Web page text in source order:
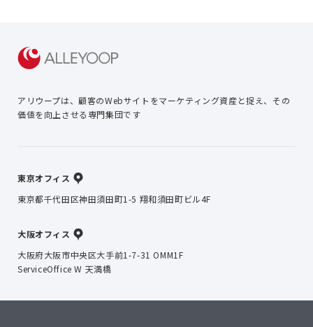
アリウープは、顧客のWebサイトをマーケティング資産と捉え、 その
価値を向上させる専門集団です
東京オフィス
東京都千代田区神田須田町1-5 翔和須田町ビル4F
大阪オフィス
大阪府大阪市中央区大手前1-7-31 OMM1F
ServiceOffice W 天満橋